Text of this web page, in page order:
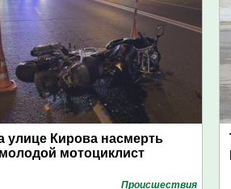
улице Кирова насмерть
мотоциклист
Проиcшествия